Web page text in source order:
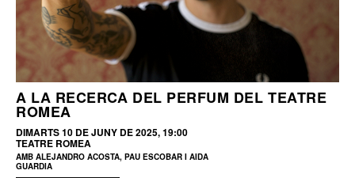
A LA RECERCA DEL PERFUM DEL TEATRE
ROMEA
DIMARTS 10 DE JUNY DE 2025, 19:00
TEATRE ROMEA
AMB ALEJANDRO ACOSTA, PAU ESCOBAR I AIDA
GUARDIA